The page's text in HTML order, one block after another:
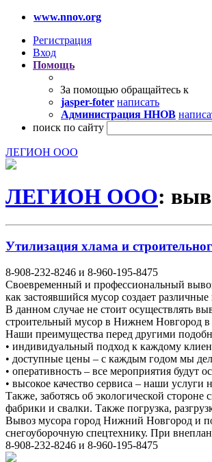
www.nnov.org
Регистрация
Вход
Помощь
За помощью обращайтесь к
jasper-foter написать
Администрация ННОВ
поиск по сайту
ЛЕГИОН ООО
ЛЕГИОН ООО:
Утилизация хлама и
8-908-232-8246 и 8-960-195-8475
Своевременный и профессиональный
как застоявшийся мусор создает
В данном случае не стоит осуществлять
строительный мусор в Нижнем Новгород
Наши преимущества перед другими
• индивидуальный подход к каждому
• доступные цены – с каждым годом мы
• оперативность – все мероприятия
• высокое качество сервиса – наши
Также, заботясь об экологической
фабрики и свалки. Также погрузка,
Вывоз мусора город Нижний Новгород и
снегоуборочную спецтехнику. При
8-908-232-8246 и 8-960-195-8475